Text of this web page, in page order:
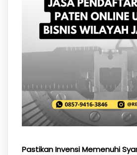
Pastikan Invensi Memenuhi